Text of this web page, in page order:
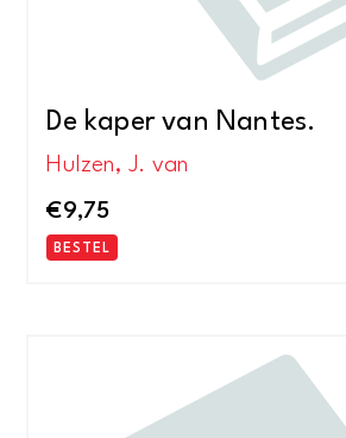
De kaper van Nantes.
Hulzen, J. van
€9,75
BESTEL